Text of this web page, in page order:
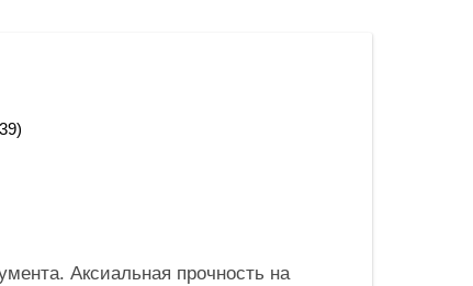
Аксиальная прочность на